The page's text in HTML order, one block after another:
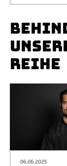
REIHE
06.06.2025